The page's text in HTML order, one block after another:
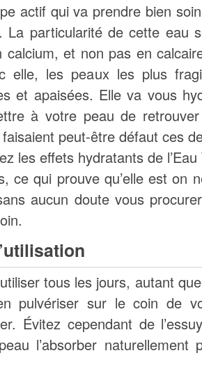
actif qui va prendre bien
La particularité de cette eau
calcium, et non pas en
elle, les peaux les plus
et apaisées. Elle va vous
à votre peau de
peut-être défaut ces
les effets hydratants de
ce qui prouve qu’elle est on
aucun doute vous
tous les jours, autant
pulvériser sur le coin de
Évitez cependant de
l’absorber naturellement